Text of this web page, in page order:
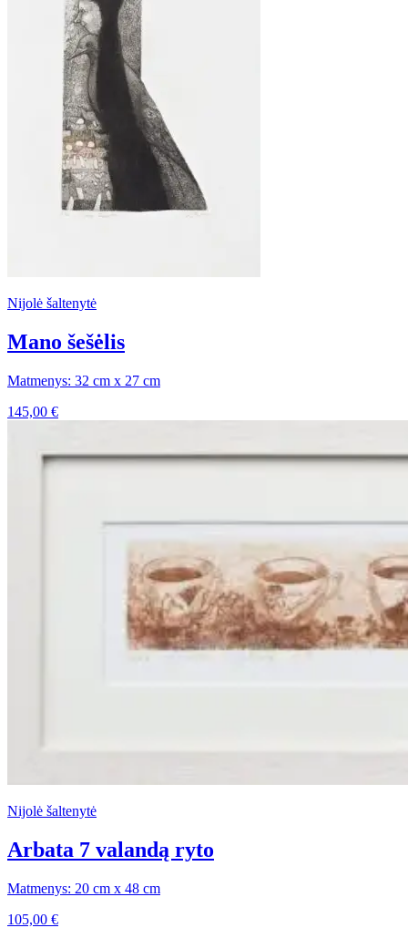
Nijolė šaltenytė
Mano šešėlis
Matmenys: 32 cm x 27 cm
145,00 €
Nijolė šaltenytė
Arbata 7 valandą ryto
Matmenys: 20 cm x 48 cm
105,00 €